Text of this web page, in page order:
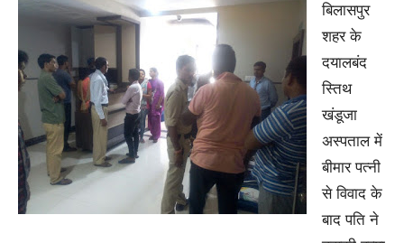
बिलासपुर
शहर के
दयालबंद
स्तिथ
खंडूजा
अस्पताल में
बीमार पत्नी
से विवाद के
बाद पति ने